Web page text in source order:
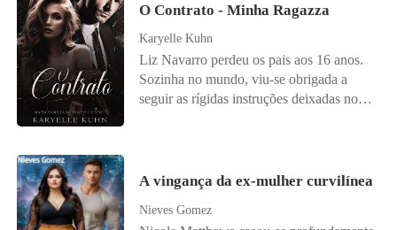
O Contrato - Minha Ragazza
Karyelle Kuhn
Liz Navarro perdeu os pais aos 16 anos.
Sozinha no mundo, viu-se obrigada a
seguir as rígidas instruções deixadas no
Permanecer casada até os 25 anos,
império da família. Criada em uma
A vingança da ex-mulher curvilínea
Nieves Gomez